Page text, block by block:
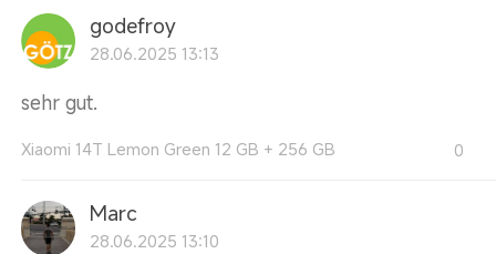
godefroy
28.06.2025 13:13
sehr gut.
Xiaomi 14T Lemon Green 12 GB + 256 GB 0
Marc
28.06.2025 13:10